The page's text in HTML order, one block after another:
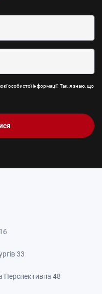
особистої інформації. Так, я знаю, що